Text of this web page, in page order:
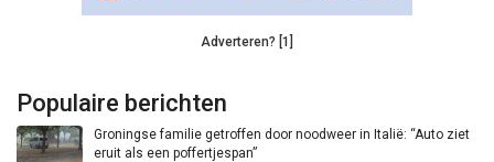
Adverteren? [1]
Populaire berichten
Groningse familie getroffen door noodweer in Italië: “Auto ziet
eruit als een poffertjespan”